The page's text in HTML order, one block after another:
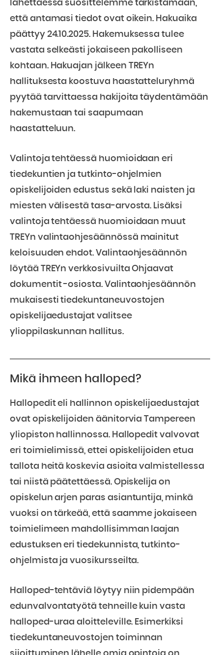
lähettäessä suosittelemme tarkistamaan,
että antamasi tiedot ovat oikein. Hakuaika
päättyy 24.10.2025. Hakemuksessa tulee
vastata selkeästi jokaiseen pakolliseen
kohtaan. Hakuajan jälkeen TREYn
hallituksesta koostuva haastatteluryhmä
pyytää tarvittaessa hakijoita täydentämään
hakemustaan tai saapumaan
haastatteluun.
Valintoja tehtäessä huomioidaan eri
tiedekuntien ja tutkinto-ohjelmien
opiskelijoiden edustus sekä laki naisten ja
miesten välisestä tasa-arvosta. Lisäksi
valintoja tehtäessä huomioidaan muut
TREYn valintaohjesäännössä mainitut
keloisuuden ehdot. Valintaohjesäännön
löytää TREYn verkkosivuilta Ohjaavat
dokumentit -osiosta. Valintaohjesäännön
mukaisesti tiedekuntaneuvostojen
opiskelijaedustajat valitsee
ylioppilaskunnan hallitus.
Mikä ihmeen halloped?
Hallopedit eli hallinnon opiskelijaedustajat
ovat opiskelijoiden äänitorvia Tampereen
yliopiston hallinnossa. Hallopedit valvovat
eri toimielimissä, ettei opiskelijoiden etua
tallota heitä koskevia asioita valmistellessa
tai niistä päätettäessä. Opiskelija on
opiskelun arjen paras asiantuntija, minkä
vuoksi on tärkeää, että saamme jokaiseen
toimielimeen mahdollisimman laajan
edustuksen eri tiedekunnista, tutkinto-
ohjelmista ja vuosikursseilta.
Halloped-tehtäviä löytyy niin pidempään
edunvalvontatyötä tehneille kuin vasta
halloped-uraa aloitteleville. Esimerkiksi
tiedekuntaneuvostojen toiminnan